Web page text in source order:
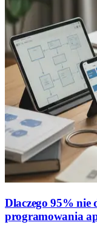
Dlaczego 95% nie
programowania